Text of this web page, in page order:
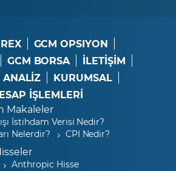
GCM OPSIYON
GCM BORSA
İLETİŞİM
ANALİZ
KURUMSAL
İŞLEMLERİ
Makaleler
İstihdam Verisi Nedir?
Nelerdir?
CPI Nedir?
Anthropic Hisse